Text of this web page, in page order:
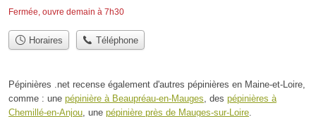
Fermée, ouvre demain à 7h30
Horaires Téléphone
Pépinières .net recense également d'autres pépinières en Maine-et-Loire,
comme : une pépinière à Beaupréau-en-Mauges, des pépinières à
Chemillé-en-Anjou, une pépinière près de Mauges-sur-Loire.